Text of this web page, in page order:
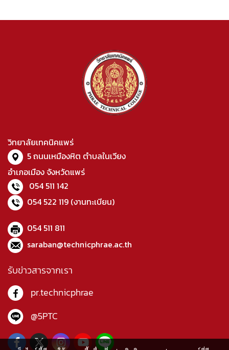
วิทยาลัยเทคนิคแพร่
5 ถนนเหมืองหิต ตำบลในเวียง
อำเภอเมือง จังหวัดแพร่
054 511 142
054 522 119 (งานทะเบียน)
054 511 811
saraban@technicphrae.ac.th
รับข่าวสารจากเรา
pr.technicphrae
@5PTC